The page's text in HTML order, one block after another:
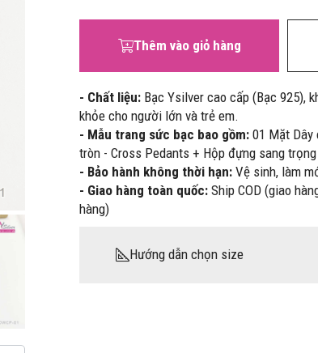
Thêm vào giỏ hàng
- Chất liệu: Bạc Ysilver cao cấp (Bạc 925),
khỏe cho người lớn và trẻ em.
- Mẫu trang sức bạc bao gồm: 01 Mặt Dây
tròn - Cross Pedants + Hộp đựng sang trọng
- Bảo hành không thời hạn: Vệ sinh, làm
- Giao hàng toàn quốc: Ship COD (giao
hàng)
Hướng dẫn chọn size